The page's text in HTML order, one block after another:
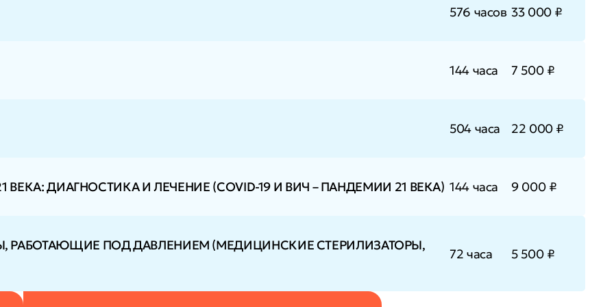
576 часов 33 000 ₽
144 часа 7 500 ₽
504 часа 22 000 ₽
ДИАГНОСТИКА И ЛЕЧЕНИЕ (COVID-19 И ВИЧ – ПАНДЕМИИ 21 ВЕКА) 144 часа 9 000 ₽
ПОД ДАВЛЕНИЕМ (МЕДИЦИНСКИЕ СТЕРИЛИЗАТОРЫ,
72 часа 5 500 ₽